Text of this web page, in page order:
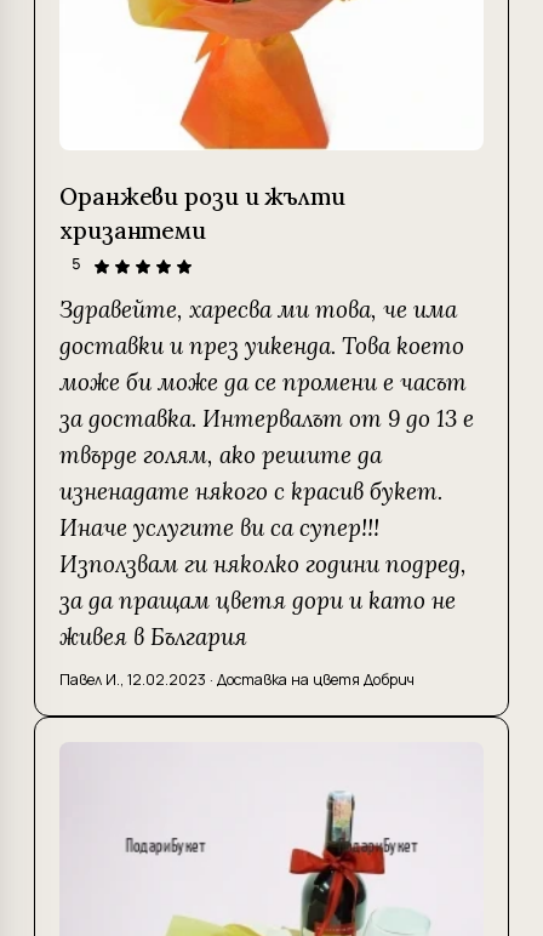
Оранжеви рози и жълти
хризантеми
5
Здравейте, харесва ми това, че има
доставки и през уикенда. Това което
може би може да се промени е часът
за доставка. Интервалът от 9 до 13 е
твърде голям, ако решите да
изненадате някого с красив букет.
Иначе услугите ви са супер!!!
Използвам ги няколко години подред,
за да пращам цветя дори и като не
живея в България
Павел И., 12.02.2023 · Доставка на цветя Добрич